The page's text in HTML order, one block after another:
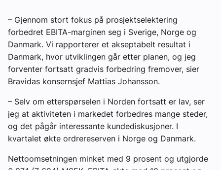
– Gjennom stort fokus på prosjektselektering
forbedret EBITA-marginen seg i Sverige, Norge og
Danmark. Vi rapporterer et akseptabelt resultat i
Danmark, hvor utviklingen går etter planen, og jeg
forventer fortsatt gradvis forbedring fremover, sier
Bravidas konsernsjef Mattias Johansson.
– Selv om etterspørselen i Norden fortsatt er lav, ser
jeg at aktiviteten i markedet forbedres mange steder,
og det pågår interessante kundediskusjoner. I
kvartalet økte ordrereserven i Norge og Danmark.
Nettoomsetningen minket med 9 prosent og utgjorde